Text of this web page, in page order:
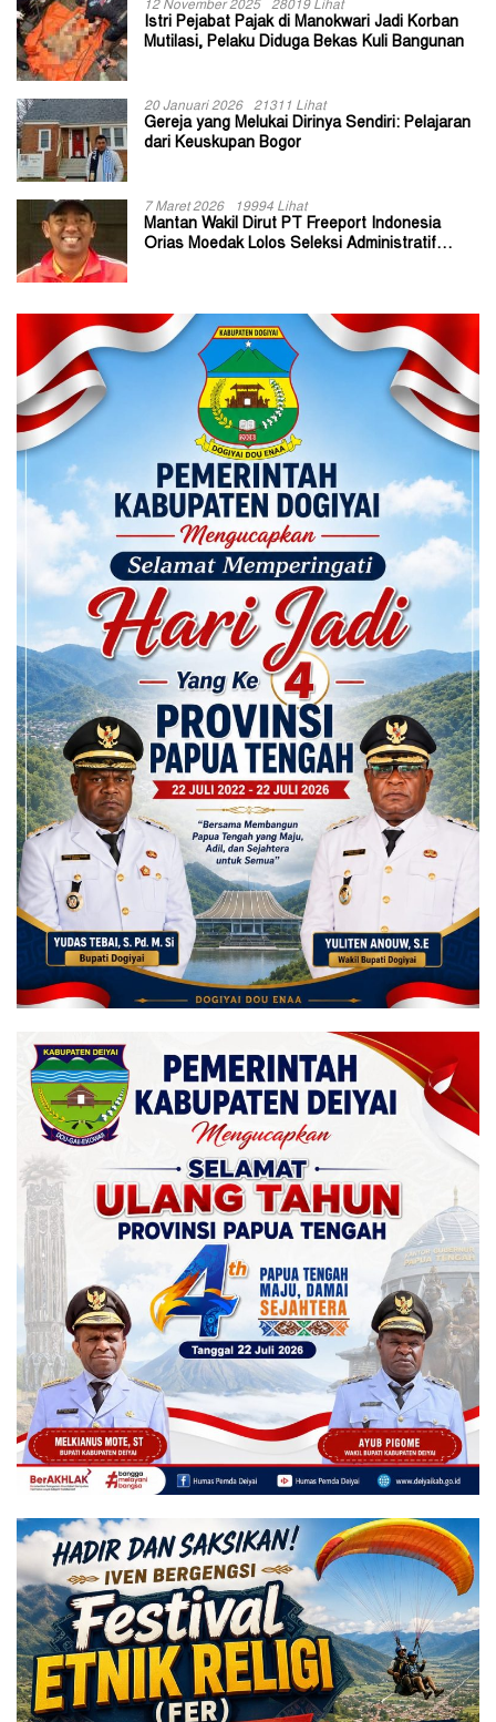
12 November 2025 28019 Lihat
Istri Pejabat Pajak di Manokwari Jadi Korban
Mutilasi, Pelaku Diduga Bekas Kuli Bangunan
20 Januari 2026 21311 Lihat
Gereja yang Melukai Dirinya Sendiri: Pelajaran
dari Keuskupan Bogor
7 Maret 2026 19994 Lihat
Mantan Wakil Dirut PT Freeport Indonesia
Orias Moedak Lolos Seleksi Administratif